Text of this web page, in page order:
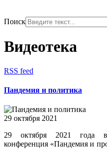
Поиск
Видеотека
RSS feed
Пандемия и политика
29 октября 2021
29 октября 2021 года в
конференция «Пандемия и